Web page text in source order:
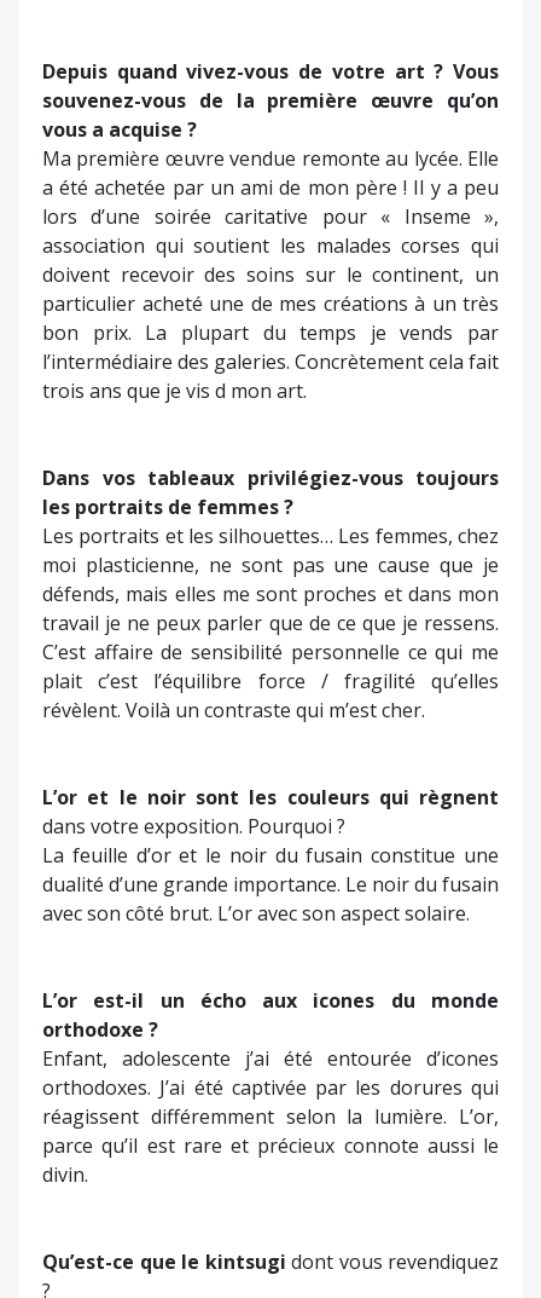
Depuis quand vivez-vous de votre art ? Vous
souvenez-vous de la première œuvre qu’on
vous a acquise ?
Ma première œuvre vendue remonte au lycée. Elle
a été achetée par un ami de mon père ! Il y a peu
lors d’une soirée caritative pour « Inseme »,
association qui soutient les malades corses qui
doivent recevoir des soins sur le continent, un
particulier acheté une de mes créations à un très
bon prix. La plupart du temps je vends par
l’intermédiaire des galeries. Concrètement cela fait
trois ans que je vis d mon art.
Dans vos tableaux privilégiez-vous toujours
les portraits de femmes ?
Les portraits et les silhouettes… Les femmes, chez
moi plasticienne, ne sont pas une cause que je
défends, mais elles me sont proches et dans mon
travail je ne peux parler que de ce que je ressens.
C’est affaire de sensibilité personnelle ce qui me
plait c’est l’équilibre force / fragilité qu’elles
révèlent. Voilà un contraste qui m’est cher.
L’or et le noir sont les couleurs qui règnent
dans votre exposition. Pourquoi ?
La feuille d’or et le noir du fusain constitue une
dualité d’une grande importance. Le noir du fusain
avec son côté brut. L’or avec son aspect solaire.
L’or est-il un écho aux icones du monde
orthodoxe ?
Enfant, adolescente j’ai été entourée d’icones
orthodoxes. J’ai été captivée par les dorures qui
réagissent différemment selon la lumière. L’or,
parce qu’il est rare et précieux connote aussi le
divin.
Qu’est-ce que le kintsugi dont vous revendiquez
?